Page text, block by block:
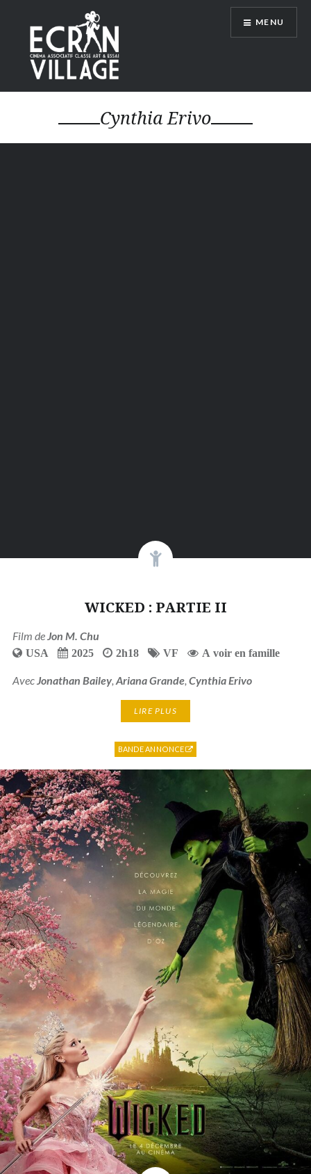
contenu
principal
ÉCRAN VILLAGE
MENU
Cynthia Erivo
WICKED : PARTIE II
Film de Jon M. Chu
USA 2025 2h18 VF A voir en famille
Avec Jonathan Bailey, Ariana Grande, Cynthia Erivo
LIRE PLUS
BANDE ANNONCE